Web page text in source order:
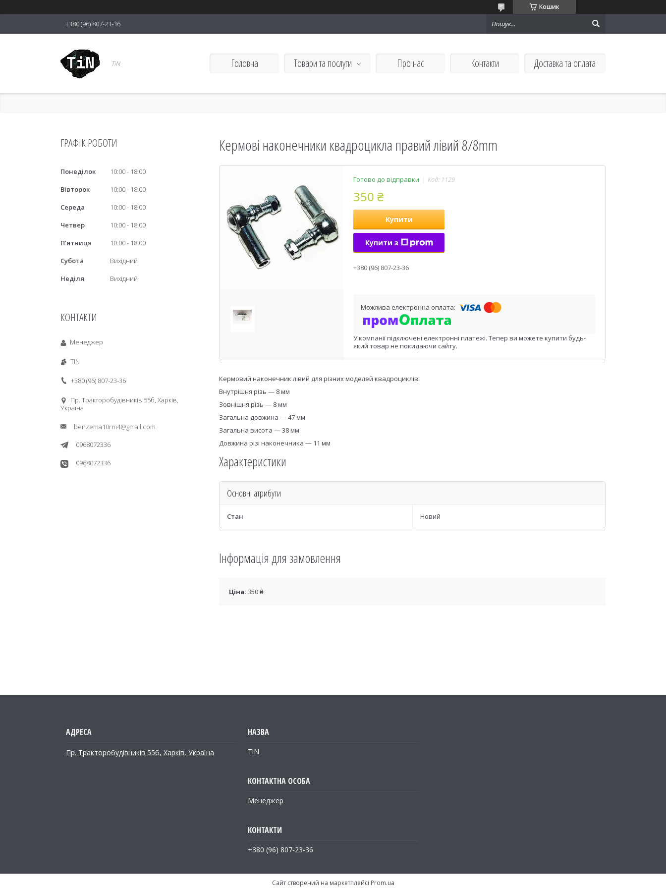
Кошик
+380 (96) 807-23-36
TiN Головна Товари та послуги Про нас Контакти Доставка та оплата
Кермові наконечники квадроцикла правий лівий 8/8mm
Готово до відправки Код: 1129
350 ₴
Купити
Купити з
+380 (96) 807-23-36
У компанії підключені електронні платежі. Тепер ви можете купити будь-
який товар не покидаючи сайту.
Кермовий наконечник лівий для різних моделей квадроциклів.
Внутрішня різь — 8 мм
Зовнішня різь — 8 мм
Загальна довжина — 47 мм
Загальна висота — 38 мм
Довжина різі наконечника — 11 мм
Характеристики
Основні атрибути
Стан Новий
Інформація для замовлення
Ціна: 350 ₴
ГРАФІК РОБОТИ
Понеділок 10:00
18:00
Вівторок
10:00
18:00
Середа
10:00
18:00
Четвер
10:00
18:00
Пʼятниця
10:00
18:00
Субота
Вихідний
Неділя
Вихідний
КОНТАКТИ
Менеджер
TiN
+380 (96) 807-23-36
Пр. Тракторобудiвникiв 55б, Харків,
Україна
benzema10rm4@gmail.com
0968072336
0968072336
Пр. Тракторобудiвникiв 55б, Харків, Україна TiN
Менеджер
+380 (96) 807-23-36
Сайт створений на маркетплейсі Prom.ua